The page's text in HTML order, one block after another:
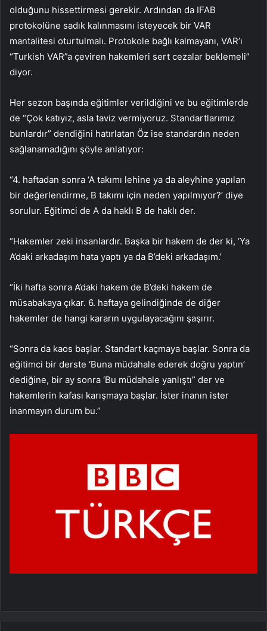
olduğunu hissettirmesi gerekir. Ardından da IFAB
protokolüne sadık kalınmasını isteyecek bir VAR
mantalitesi oturtulmalı. Protokole bağlı kalmayanı, VAR’ı
“Turkish VAR”a çeviren hakemleri sert cezalar beklemeli”
diyor.
Her sezon başında eğitimler verildiğini ve bu eğitimlerde
de “Çok katıyız, asla taviz vermiyoruz. Standartlarımız
bunlardır” dendiğini hatırlatan Öz ise standardın neden
sağlanamadığını şöyle anlatıyor:
“4. haftadan sonra ‘A takımı lehine ya da aleyhine yapılan
bir değerlendirme, B takımı için neden yapılmıyor?’ diye
sorulur. Eğitimci de A da haklı B de haklı der.
“Hakemler zeki insanlardır. Başka bir hakem de der ki, ‘Ya
A’daki arkadaşım hata yaptı ya da B’deki arkadaşım.’
“İki hafta sonra A’daki hakem de B’deki hakem de
müsabakaya çıkar. 6. haftaya gelindiğinde de diğer
hakemler de hangi kararın uygulayacağını şaşırır.
“Sonra da kaos başlar. Standart kaçmaya başlar. Sonra da
eğitimci bir derste ‘Buna müdahale ederek doğru yaptın’
dediğine, bir ay sonra ‘Bu müdahale yanlıştı” der ve
hakemlerin kafası karışmaya başlar. İster inanın ister
inanmayın durum bu.”